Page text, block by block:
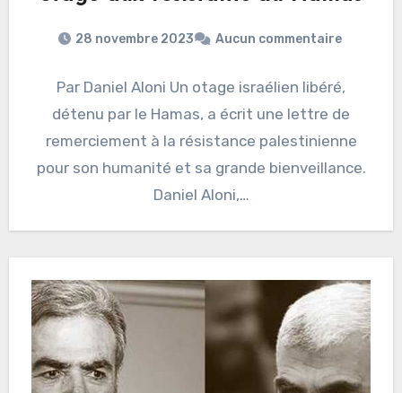
28 novembre 2023 Aucun commentaire
Par Daniel Aloni Un otage israélien libéré,
détenu par le Hamas, a écrit une lettre de
remerciement à la résistance palestinienne
pour son humanité et sa grande bienveillance.
Daniel Aloni,…